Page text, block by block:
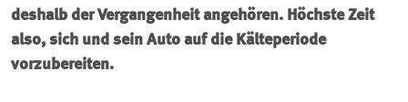
deshalb der Vergangenheit angehören. Höchste Zeit
also, sich und sein Auto auf die Kälteperiode
vorzubereiten.